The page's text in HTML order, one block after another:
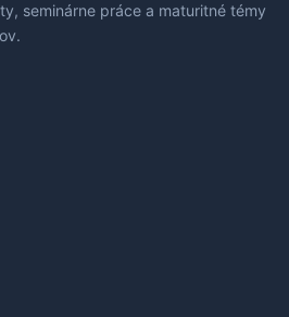
seminárne práce a maturitné témy